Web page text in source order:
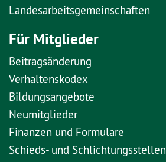
Landesarbeitsgemeinschaften
Für Mitglieder
Beitragsänderung
Verhaltenskodex
Bildungsangebote
Neumitglieder
Finanzen und Formulare
Schieds- und Schlichtungsstellen